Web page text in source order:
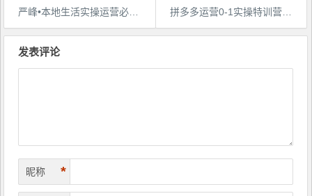
严峰•本地生活实操运营必修课，本地生活新手商家运营的宝藏教程
拼多多运营0-1实操特训营，拼多多0基础入门，从基础到进阶的可实操玩法
文
发表评论
昵称 *